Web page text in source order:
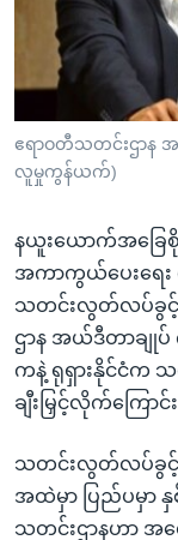
စာမျက်နှာ
သို့
ကျော်
ကြည့်
ရှာဖွေ
သို့
ကျော်
သုတပဒေသာ အင်္ဂ
Learning English
ဗွီအိုအေ လူမှုကွန်ယက်မ
ဘာသာစကားမျာ
ဧရာဝတီသတင်းဌာန
လူမှုကွန်ယက်)
နယူးယောက်အခြေ
အကာကွယ်ပေးရေး
သတင်းလွတ်လပ်ခွင့်
ဌာန အယ်ဒီတာချုပ်
ကနဲ့ ရုရှားနိုင်ငံက
ချီးမြှင့်လိုက်ကြော
သတင်းလွတ်လပ်ခွ
အထဲမှာ ပြည်ပမှာ နှ
သတင်းဌာနဟာ အရ